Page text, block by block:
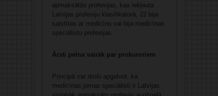
apmaksātās profesijas, kas iekļauta
Latvijas profesiju klasifikatorā, 22 bija
saistītas ar medicīnu vai bija medicīnas
speciālistu profesijas.
Ārsti pelna vairāk par prokuroriem
Principā var droši apgalvot, ka
medicīnas jomas speciālisti ir Latvijas